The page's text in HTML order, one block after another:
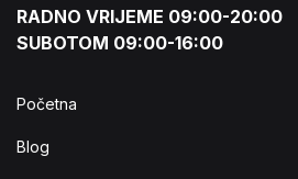
RADNO VRIJEME 09:00-20:00
SUBOTOM 09:00-16:00
Početna
Blog